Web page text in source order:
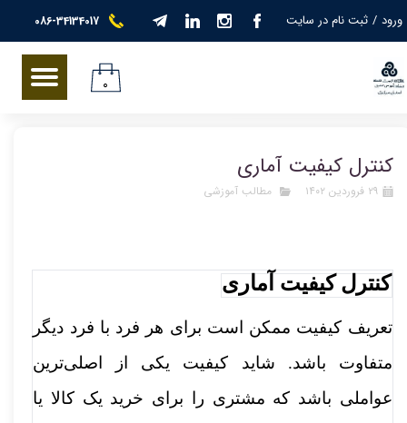
086-34134017 ورود / ثبت نام در سایت
حساب کاربری من
تغییر گذر واژه
خروج از حساب کاربری
۰
کنترل کیفیت آماری
۲۹ فروردین ۱۴۰۲ مطالب آموزشی
کنترل کیفیت آماری
تعریف کیفیت ممکن است برای هر فرد با فرد دیگر
متفاوت باشد. شاید کیفیت یکی از اصلی‌ترین
عواملی باشد که مشتری را برای خرید یک کالا یا